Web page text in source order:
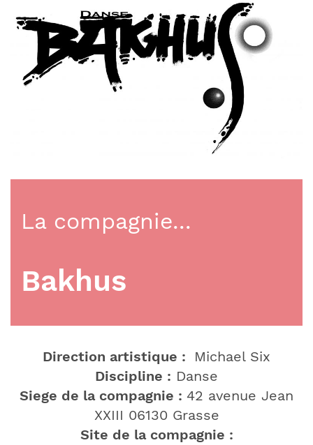
La compagnie...
Bakhus
Direction artistique :
Michael Six
Discipline : Danse
Siege de la compagnie : 42 avenue Jean
XXIII 06130 Grasse
Site de la compagnie :